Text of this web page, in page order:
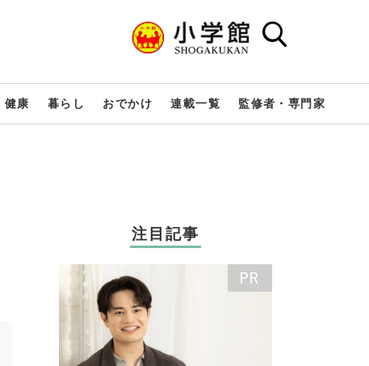
健康 暮らし おでかけ 連載一覧 監修者・専門家
注目記事